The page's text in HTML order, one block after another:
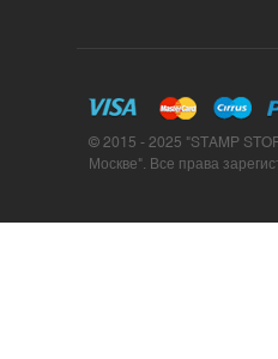
© 2015 - 2025 "STAMP
Москве". Все права